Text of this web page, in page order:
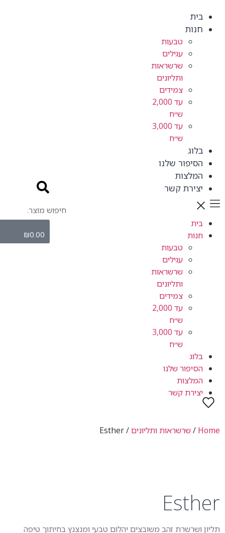
בית
חנות
טבעות
עגילים
שרשראות
ותליונים
צמידים
עד 2,000
ש״ח
עד 3,000
ש״ח
בלוג
הסיפור שלנו
המלצות
יצירת קשר
בית
חנות
טבעות
עגילים
שרשראות
ותליונים
צמידים
עד 2,000
ש״ח
עד 3,000
ש״ח
בלוג
הסיפור שלנו
המלצות
יצירת קשר
₪0.00
Esther
תליון ושרשרת זהב משובצים יהלום טבעי ומנצנץ בחיתוך טיפה
Home
/שרשראות ותליונים/ Esther